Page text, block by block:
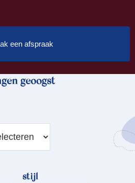
een afspraak
geoogst
stijl